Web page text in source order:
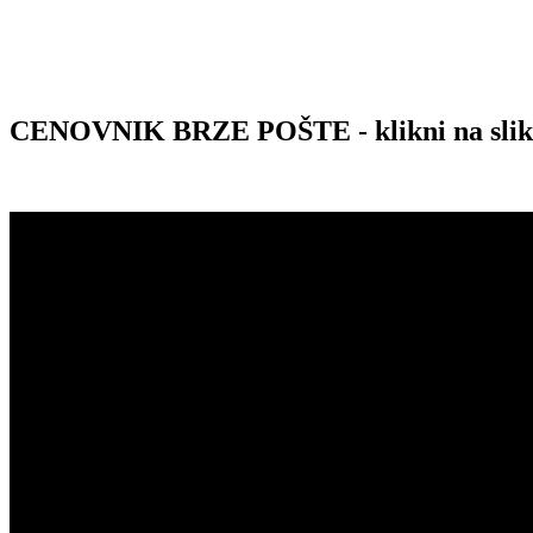
CENOVNIK BRZE POŠTE - klikni na